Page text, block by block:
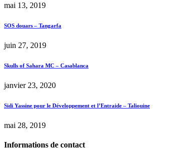
mai 13, 2019
SOS douars – Tangarfa
juin 27, 2019
Skulls of Sahara MC – Casablanca
janvier 23, 2020
Sidi Yassine pour le Développement et l’Entraide – Taliouine
mai 28, 2019
Informations de contact